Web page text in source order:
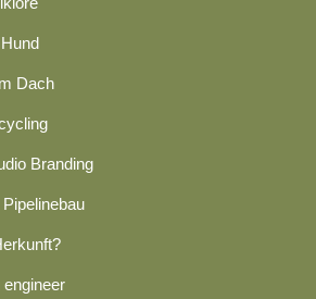
Dach
Branding